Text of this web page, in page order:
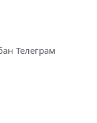
Телеграм